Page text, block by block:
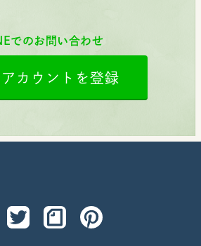
でのお問い合わせ
アカウントを登録